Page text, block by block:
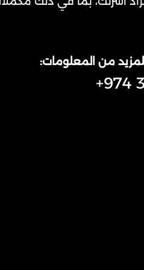
من المعلومات: